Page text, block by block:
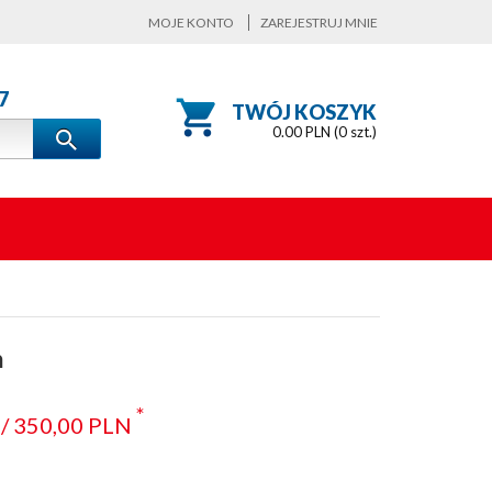
MOJE KONTO ZAREJESTRUJ MNIE
TWÓJ KOSZYK
0.00PLN (0szt.)
350,00 PLN *